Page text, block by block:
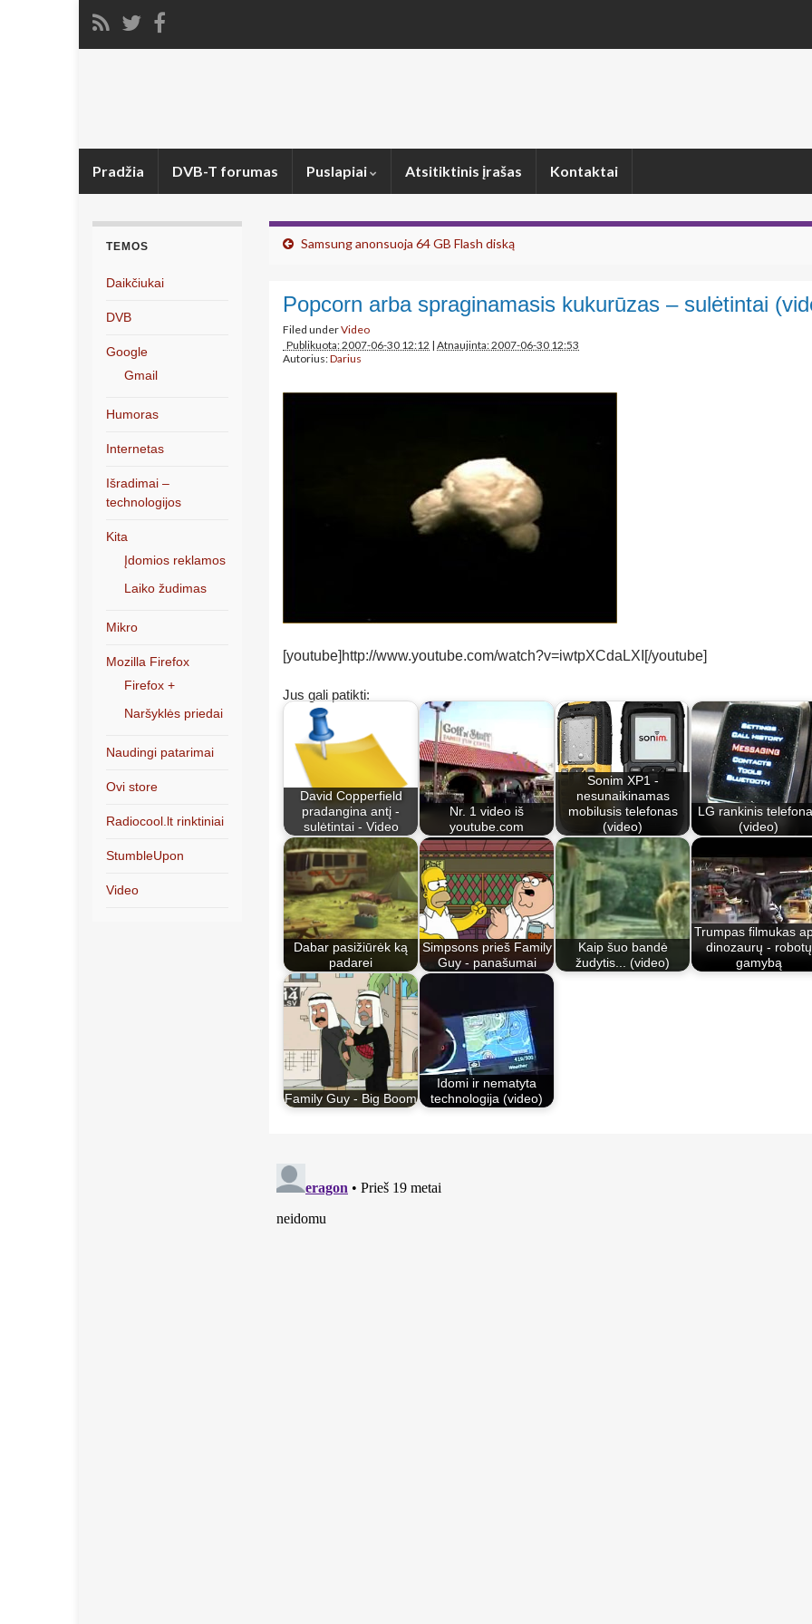
Pradžia DVB-T forumas Puslapiai Atsitiktinis įrašas Kontaktai
Samsung anonsuoja 64 GB Flash diską
Popcorn arba spraginamasis kukurūzas – sulėtintai
Filed underVideo
Publikuota: 2007-06-30 12:12 | Atnaujinta: 2007-06-30 12:53
Autorius:Darius
[youtube]http://www.youtube.com/watch?v=iwtpXCdaLXI[/youtube]
Jus gali patikti:
David Copperfield
pradangina antį -
sulėtintai - Video
Nr. 1 video iš
youtube.com
Sonim XP1 -
nesunaikinamas
mobilusis telefonas
(video)
LG rankinis
(video)
Dabar pasižiūrėk ką
padarei
Simpsons prieš Family
Guy - panašumai
Kaip šuo bandė
žudytis... (video)
Trumpas filmukas
dinozaurų - robotų
gamybą
Family Guy - Big Boom
Idomi ir nematyta
technologija (video)
TEMOS
Daikčiukai
DVB
Google
Gmail
Humoras
Internetas
Išradimai –
technologijos
Kita
Įdomios reklamos
Laiko žudimas
Mikro
Mozilla Firefox
Firefox +
Naršyklės priedai
Naudingi patarimai
Ovi store
Radiocool.lt rinktiniai
StumbleUpon
Video